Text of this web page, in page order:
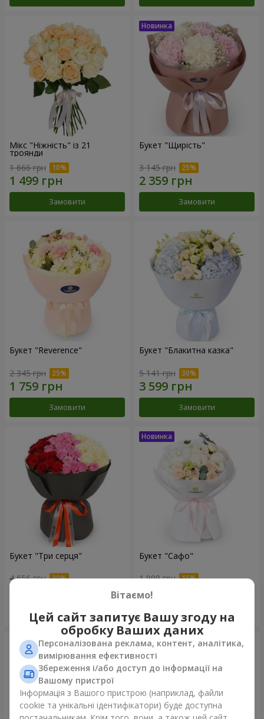
Мікс "Ніжність" із 21
троянди
1 666 грн
Замовити
Букет "Щирість"
3 145 грн
Замовити
Букет "Reverence"
2 345 грн
Замовити
Букет "Блакитна казка"
5 141 грн
Замовити
Букет "Три серця"
4 656 грн
Замовити
Букет "Сафо"
1 999 грн
Вітаємо!
Цей сайт запитує Вашу згоду на
обробку Ваших даних
Персоналізована реклама, контент, аналітика,
вимірювання ефективності
Збереження і/або доступ до інформації на
Вашому пристрої
Інформація з Вашого пристрою (наприклад, файли
cookie та унікальні ідентифікатори) буде доступна